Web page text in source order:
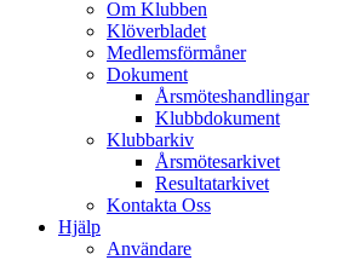
Om Klubben
Klöverbladet
Medlemsförmåner
Dokument
Årsmöteshandlingar
Klubbdokument
Klubbarkiv
Årsmötesarkivet
Resultatarkivet
Kontakta Oss
Hjälp
Användare